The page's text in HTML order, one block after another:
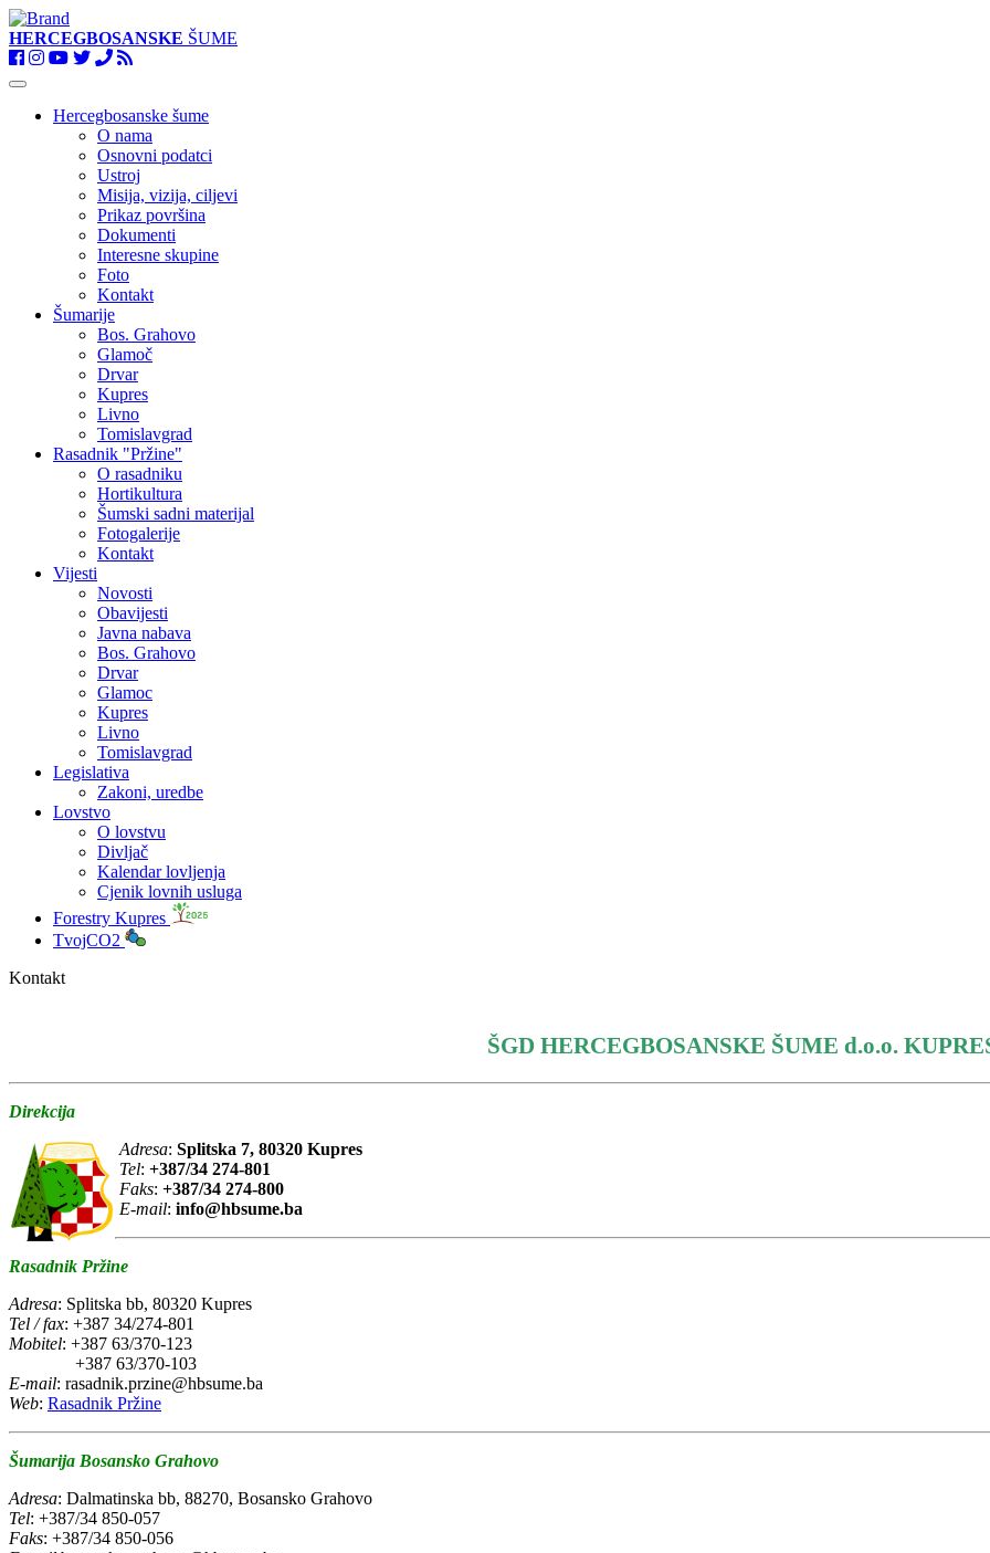
HERCEGBOSANSKE ŠUME
Toggle
navigationHercegbosanske šume
O nama
Osnovni podatci
Ustroj
Misija, vizija, ciljevi
Prikaz površina
Dokumenti
Interesne skupine
Foto
Kontakt
Šumarije
Bos. Grahovo
Glamoč
Drvar
Kupres
Livno
Tomislavgrad
Rasadnik "Pržine"
O rasadniku
Hortikultura
Šumski sadni materijal
Fotogalerije
Kontakt
Vijesti
Novosti
Obavijesti
Javna nabava
Bos. Grahovo
Drvar
Glamoc
Kupres
Livno
Tomislavgrad
Legislativa
Zakoni, uredbe
Lovstvo
O lovstvu
Divljač
Kalendar lovljenja
Cjenik lovnih usluga
Forestry Kupres
TvojCO2
Kontakt
ŠGD HERCEGBOSANSKE ŠUME d.o.o.
Direkcija
Adresa: Splitska 7, 80320 Kupres
Tel: +387/34 274-801
Faks: +387/34 274-800
E-mail: info@hbsume.ba
Rasadnik Pržine
Adresa: Splitska bb, 80320 Kupres
Tel / fax: +387 34/274-801
Mobitel: +387 63/370-123
+387 63/370-103
E-mail: rasadnik.przine@hbsume.ba
Web: Rasadnik Pržine
Šumarija Bosansko Grahovo
Adresa: Dalmatinska bb, 88270, Bosansko Grahovo
Tel: +387/34 850-057
Faks: +387/34 850-056